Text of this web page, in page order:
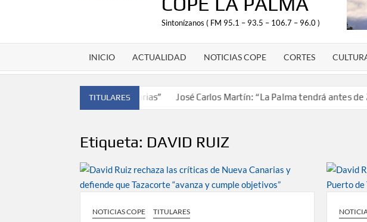
Sintonízanos ( FM 95.1 – 93.5 – 106.7 – 96.0 )
INICIO ACTUALIDAD NOTICIAS COPE CORTES
TITULARES
el cinturón a Canarias” José Carlos Martín: “La Palma tendrá antes de 2030 un
Etiqueta: DAVID RUIZ
NOTICIAS COPE TITULARES